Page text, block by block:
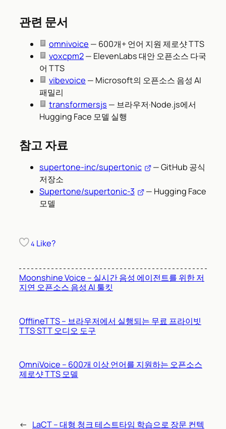
관련 문서
omnivoice — 600개+ 언어 지원 제로샷 TTS
voxcpm2— ElevenLabs 대안 오픈소스 다국
어 TTS
vibevoice — Microsoft의 오픈소스 음성 AI
패밀리
transformersjs — 브라우저·Node.js에서
Hugging Face 모델 실행
참고 자료
supertone-inc/supertonic
— GitHub 공식
저장소
Supertone/supertonic-3
— Hugging Face
모델
4 Like?
Moonshine Voice – 실시간 음성 에이전트를 위한 저
지연 오픈소스 음성 AI 툴킷
OfflineTTS – 브라우저에서 실행되는 무료 프라이빗
TTS·STT 오디오 도구
OmniVoice – 600개 이상 언어를 지원하는 오픈소스
제로샷 TTS 모델
← LaCT – 대형 청크 테스트타임 학습으로 장문 컨텍